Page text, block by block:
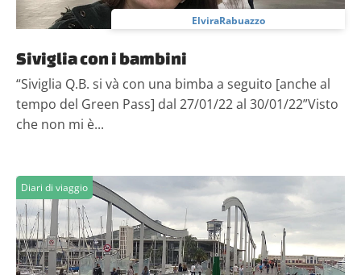
ElviraRabuazzo
Siviglia con i bambini
“Siviglia Q.B. si và con una bimba a seguito [anche al
tempo del Green Pass] dal 27/01/22 al 30/01/22”Visto
che non mi è...
Diari di viaggio